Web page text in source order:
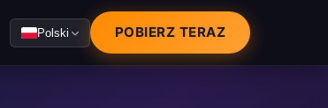
Polski POBIERZ TERAZ